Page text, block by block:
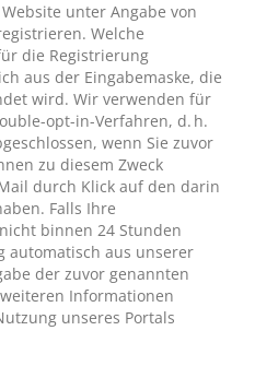
unter Angabe von
Welche
die Registrierung
aus der Eingabemaske, die
wird. Wir verwenden für
opt-in-Verfahren, d. h.
wenn Sie zuvor
zu diesem Zweck
durch Klick auf den darin
Falls Ihre
binnen 24 Stunden
automatisch aus unserer
der zuvor genannten
Informationen
unseres Portals